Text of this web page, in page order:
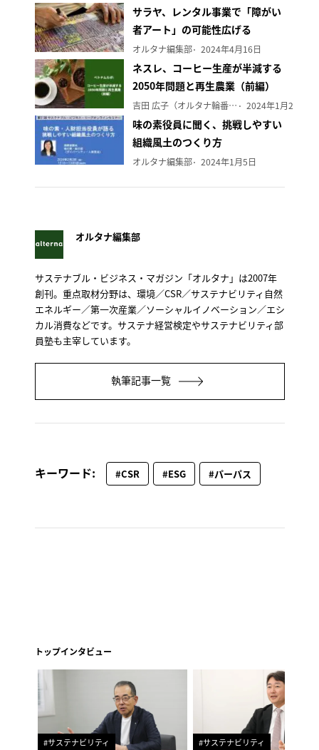
サラヤ、レンタル事業で「障がい
者アート」の可能性広げる
オルタナ編集部 2024年4月16日
ネスレ、コーヒー生産が半減する
2050年問題と再生農業（前編）
吉田 広子（オルタナ輪番編集長） 2024年1月29日
味の素役員に聞く、挑戦しやすい
組織風土のつくり方
オルタナ編集部 2024年1月5日
オルタナ編集部
サステナブル・ビジネス・マガジン「オルタナ」は2007年
創刊。重点取材分野は、環境／CSR／サステナビリティ自然
エネルギー／第一次産業／ソーシャルイノベーション／エシ
カル消費などです。サステナ経営検定やサステナビリティ部
員塾も主宰しています。
執筆記事一覧
キーワード: #CSR #ESG #パーパス
トップインタビュー
#サステナビリティ #サステナビリティ